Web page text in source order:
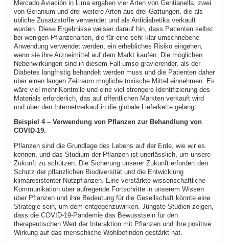
Mercado Aviación in Lima ergaben vier Arten von Gentianella, zwei
von Geranium und drei weitere Arten aus drei Gattungen, die als
übliche Zusatzstoffe verwendet und als Antidiabetika verkauft
wurden. Diese Ergebnisse weisen darauf hin, dass Patienten selbst
bei wenigen Pflanzenarten, die für eine sehr klar umschriebene
Anwendung verwendet werden, ein erhebliches Risiko eingehen,
wenn sie ihre Arzneimittel auf dem Markt kaufen. Die möglichen
Nebenwirkungen sind in diesem Fall umso gravierender, als der
Diabetes langfristig behandelt werden muss und die Patienten daher
über einen langen Zeitraum mögliche toxische Mittel einnehmen. Es
wäre viel mehr Kontrolle und eine viel strengere Identifizierung des
Materials erforderlich, das auf öffentlichen Märkten verkauft wird
und über den Internetverkauf in die globale Lieferkette gelangt.
Beispiel 4 – Verwendung von Pflanzen zur Behandlung von
COVID-19.
Pflanzen sind die Grundlage des Lebens auf der Erde, wie wir es
kennen, und das Studium der Pflanzen ist unerlässlich, um unsere
Zukunft zu schützen. Die Sicherung unserer Zukunft erfordert den
Schutz der pflanzlichen Biodiversität und die Entwicklung
klimaresistenter Nutzpflanzen. Eine verstärkte wissenschaftliche
Kommunikation über aufregende Fortschritte in unserem Wissen
über Pflanzen und ihre Bedeutung für die Gesellschaft könnte eine
Strategie sein, um dem entgegenzuwirken. Jüngste Studien zeigen,
dass die COVID-19-Pandemie das Bewusstsein für den
therapeutischen Wert der Interaktion mit Pflanzen und ihre positive
Wirkung auf das menschliche Wohlbefinden gestärkt hat.